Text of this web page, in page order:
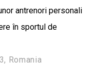
antrenori personali
în sportul de
Romania